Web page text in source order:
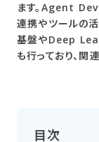
ます。Agent
連携やツールの
基盤やDeep
も行っており、関
目次